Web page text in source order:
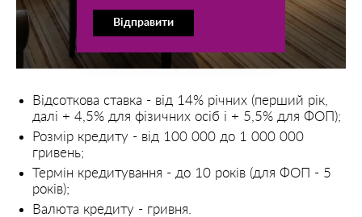
Відправити
Відсоткова ставка - від 14% річних (перший рік,
далі + 4,5% для фізичних осіб і + 5,5% для ФОП);
Розмір кредиту - від 100 000 до 1 000 000
гривень;
Термін кредитування - до 10 років (для ФОП - 5
років);
Валюта кредиту - гривня.